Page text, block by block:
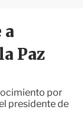
ó
a
Paz
por
presidente de